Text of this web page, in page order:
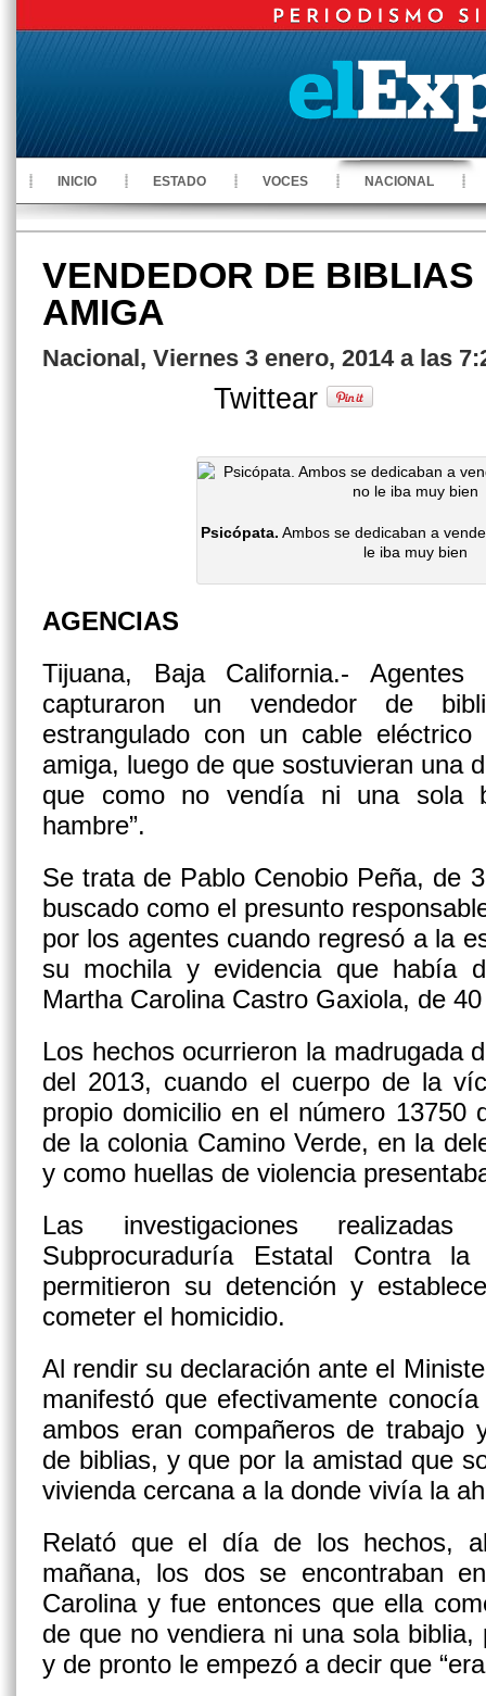
INICIO ESTADO VOCES NACIONAL
VENDEDOR DE BIBLIAS
AMIGA
Nacional, Viernes 3 enero, 2014 a las
Twittear
Psicópata. Ambos se dedicaban a
le iba muy bien
AGENCIAS
Tijuana, Baja California.-
capturaron un vendedor de
estrangulado con un cable
amiga, luego de que sostuvieran una
que como no vendía ni una sola
hambre”.
Se trata de Pablo Cenobio Peña, de
buscado como el presunto
por los agentes cuando regresó a la
su mochila y evidencia que había
Martha Carolina Castro Gaxiola, de
Los hechos ocurrieron la madrugada
del 2013, cuando el cuerpo de la
propio domicilio en el número 13750
de la colonia Camino Verde, en la
y como huellas de violencia
Las investigaciones
Subprocuraduría Estatal Contra la
permitieron su detención y
cometer el homicidio.
Al rendir su declaración ante el
manifestó que efectivamente
ambos eran compañeros de trabajo
de biblias, y que por la amistad que
vivienda cercana a la donde vivía la
Relató que el día de los hechos,
mañana, los dos se encontraban
Carolina y fue entonces que ella
de que no vendiera ni una sola
y de pronto le empezó a decir que